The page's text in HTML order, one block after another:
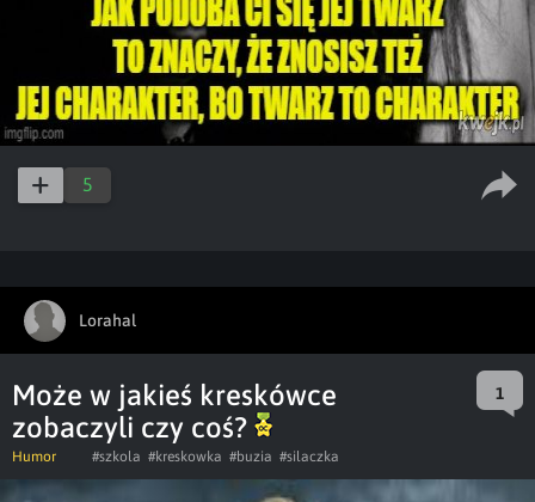
5
Lorahal
Może w jakieś kreskówce
zobaczyli czy coś?
1
Humor #szkola #kreskowka #buzia #silaczka